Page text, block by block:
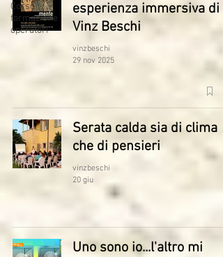
Corso
formazione
operatori
esperienza immersiva di
Vinz Beschi
vinzbeschi
29 nov 2025
Serata calda sia di clima
che di pensieri
vinzbeschi
20 giu
Uno sono io...l'altro mi